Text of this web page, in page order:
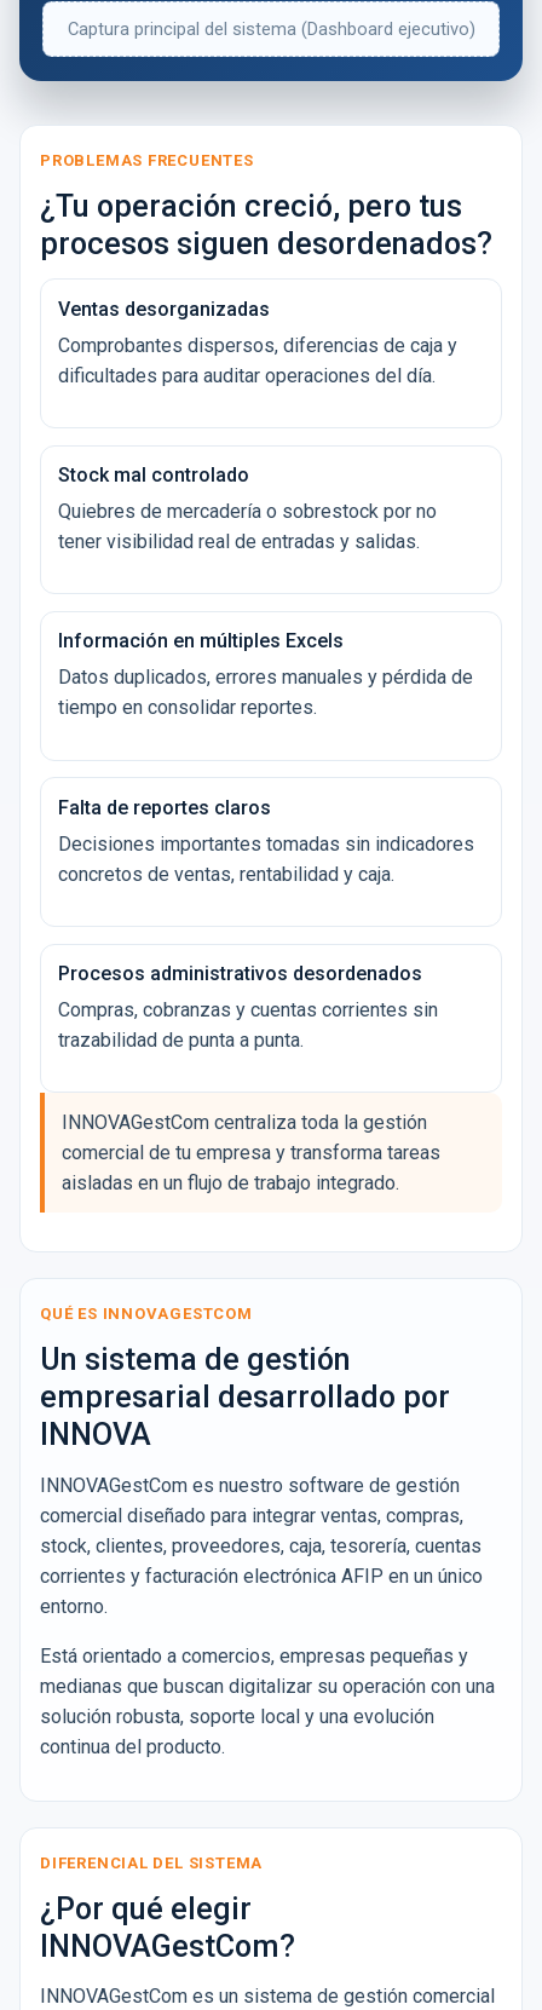
Captura principal del sistema (Dashboard ejecutivo)
PROBLEMAS FRECUENTES
¿Tu operación creció, pero tus
procesos siguen desordenados?
Ventas desorganizadas
Comprobantes dispersos, diferencias de caja y
dificultades para auditar operaciones del día.
Stock mal controlado
Quiebres de mercadería o sobrestock por no
tener visibilidad real de entradas y salidas.
Información en múltiples Excels
Datos duplicados, errores manuales y pérdida de
tiempo en consolidar reportes.
Falta de reportes claros
Decisiones importantes tomadas sin indicadores
concretos de ventas, rentabilidad y caja.
Procesos administrativos desordenados
Compras, cobranzas y cuentas corrientes sin
trazabilidad de punta a punta.
INNOVAGestCom centraliza toda la gestión
comercial de tu empresa y transforma tareas
aisladas en un flujo de trabajo integrado.
QUÉ ES INNOVAGESTCOM
Un sistema de gestión
empresarial desarrollado por
INNOVA
INNOVAGestCom es nuestro software de gestión
comercial diseñado para integrar ventas, compras,
stock, clientes, proveedores, caja, tesorería, cuentas
corrientes y facturación electrónica AFIP en un único
entorno.
Está orientado a comercios, empresas pequeñas y
medianas que buscan digitalizar su operación con una
solución robusta, soporte local y una evolución
continua del producto.
DIFERENCIAL DEL SISTEMA
¿Por qué elegir
INNOVAGestCom?
INNOVAGestCom es un sistema de gestión comercial